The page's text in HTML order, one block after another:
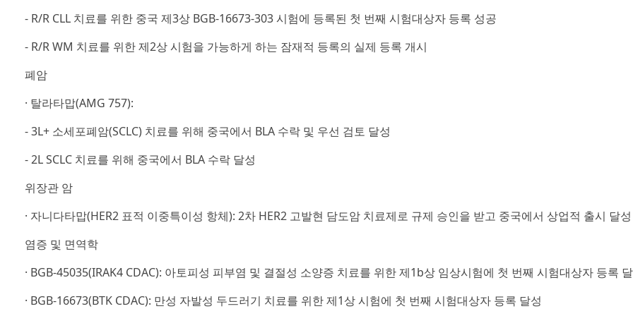
- R/R CLL 치료를 위한 중국 제3상 BGB-16673-303 시험에 등록된 첫 번째 시험대상자 등록 성공
- R/R WM 치료를 위한 제2상 시험을 가능하게 하는 잠재적 등록의 실제 등록 개시
폐암
· 탈라타맙(AMG 757):
- 3L+ 소세포폐암(SCLC) 치료를 위해 중국에서 BLA 수락 및 우선 검토 달성
- 2L SCLC 치료를 위해 중국에서 BLA 수락 달성
위장관 암
· 자니다타맙(HER2 표적 이중특이성 항체): 2차 HER2 고발현 담도암 치료제로 규제 승인을 받고 중국에서 상업적 출시 달성
염증 및 면역학
· BGB-45035(IRAK4 CDAC): 아토피성 피부염 및 결절성 소양증 치료를 위한 제1b상 임상시험에 첫 번째 시험대상자 등록
· BGB-16673(BTK CDAC): 만성 자발성 두드러기 치료를 위한 제1상 시험에 첫 번째 시험대상자 등록 달성